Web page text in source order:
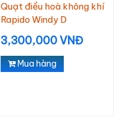
Quạt điều hoà không khí
Rapido Windy D
3,300,000 VNĐ
Mua hàng